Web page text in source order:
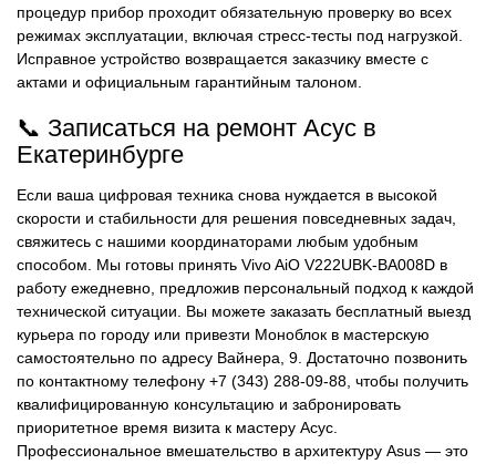
процедур прибор проходит обязательную проверку во всех
режимах эксплуатации, включая стресс-тесты под нагрузкой.
Исправное устройство возвращается заказчику вместе с
актами и официальным гарантийным талоном.
📞 Записаться на ремонт Асус в
Екатеринбурге
Если ваша цифровая техника снова нуждается в высокой
скорости и стабильности для решения повседневных задач,
свяжитесь с нашими координаторами любым удобным
способом. Мы готовы принять Vivo AiO V222UBK-BA008D в
работу ежедневно, предложив персональный подход к каждой
технической ситуации. Вы можете заказать бесплатный выезд
курьера по городу или привезти Моноблок в мастерскую
самостоятельно по адресу ​Вайнера, 9. Достаточно позвонить
по контактному телефону +7 (343) 288-09-88, чтобы получить
квалифицированную консультацию и забронировать
приоритетное время визита к мастеру Асус.
Профессиональное вмешательство в архитектуру Asus — это